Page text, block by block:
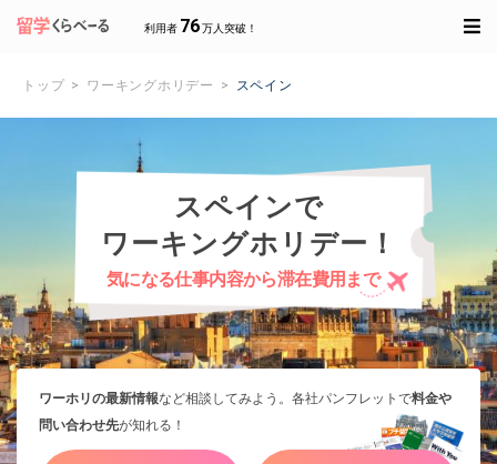
利用者 76万人突破！
トップ ワーキングホリデー スペイン
スペインで
ワーキングホリデー！
気になる仕事内容から滞在費用まで
ワーホリの最新情報など相談してみよう。各社パンフレットで料金や
問い合わせ先が知れる！